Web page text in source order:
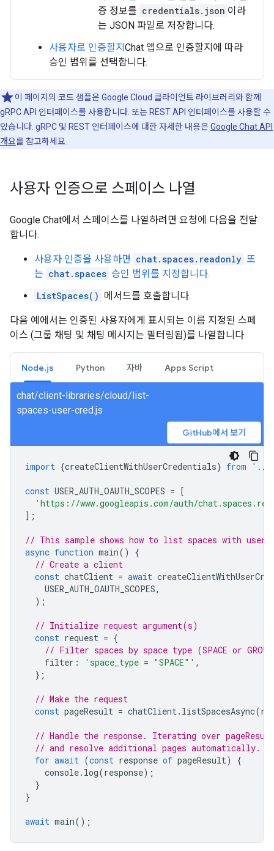
증 정보를 credentials.json 이라
는 JSON 파일로 저장합니다.
사용자로 인증할지 Chat 앱으로 인증할지에 따라
승인 범위를 선택합니다.
이 페이지의 코드 샘플은 Google Cloud 클라이언트 라이브러리와 함께
gRPC API 인터페이스를 사용합니다. 또는 REST API 인터페이스를 사용할 수
있습니다. gRPC 및 REST 인터페이스에 대한 자세한 내용은Google Chat API
개요를 참고하세요.
사용자 인증으로 스페이스 나열
Google Chat에서 스페이스를 나열하려면 요청에 다음을 전달
합니다.
사용자 인증을 사용하면 chat.spaces.readonly 또
는 chat.spaces 승인 범위를 지정합니다.
ListSpaces() 메서드를 호출합니다.
다음 예에서는 인증된 사용자에게 표시되는 이름 지정된 스페
이스 (그룹 채팅 및 채팅 메시지는 필터링됨)를 나열합니다.
Node.js Python 자바 Apps Script
chat/client-libraries/cloud/list-
spaces-user-cred.js
GitHub에서 보기
import {createClientWithUserCredentials} from './
const USER_AUTH_OAUTH_SCOPES = [
'https://www.googleapis.com/auth/
];
// This sample shows how to list spaces with user
async function main()
{
// Create a client
const chatClient = await
USER_AUTH_OAUTH_SCOPES,
);
// Initialize request argument(s)
const request = {
// Filter spaces by space type (SPACE or
filter : 'space_type = "SPACE"' ,
};
// Make the request
const pageResult = chatClient. listSpacesAsync(
// Handle the response. Iterating over
// and resolve additional pages automatically.
for await (const response of pageResult)
{
console. log(response);
}
}
await main();